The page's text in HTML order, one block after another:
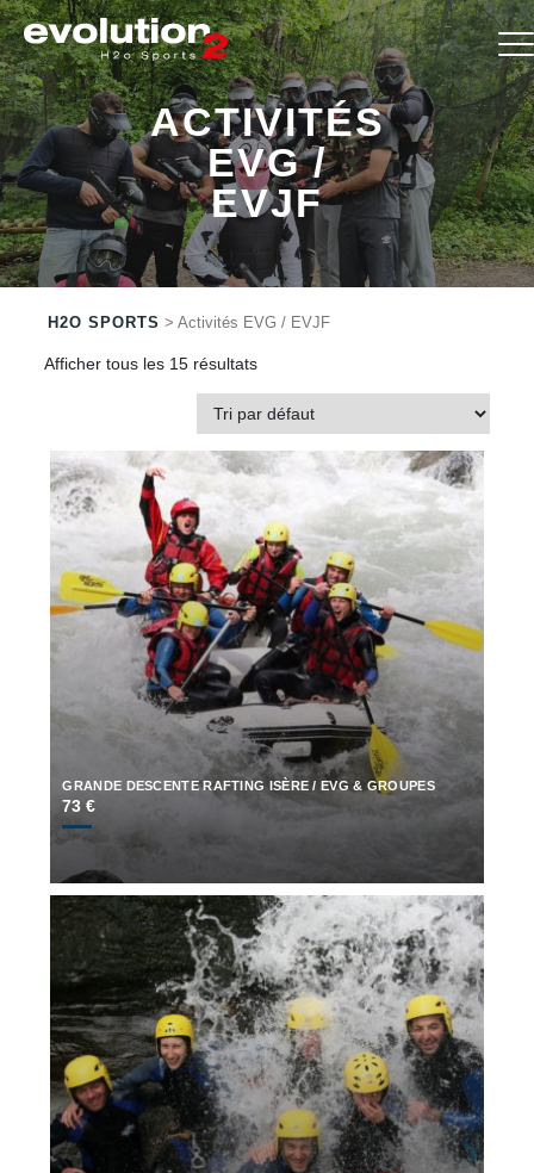
ACTIVITÉS
EVG /
EVJF
H2O SPORTS > Activités EVG / EVJF
Afficher tous les 15 résultats
GRANDE DESCENTE RAFTING ISÈRE / EVG & GROUPES
73 €